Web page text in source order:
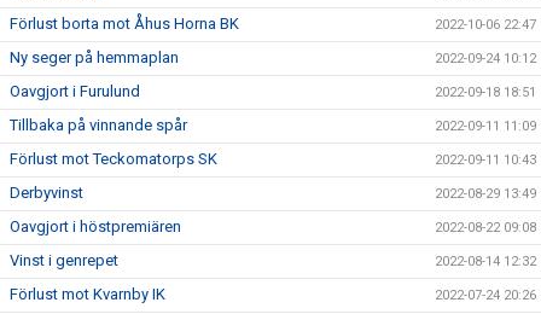
Förlust borta mot Åhus Horna BK 2022-10-06 22:47
Ny seger på hemmaplan 2022-09-24 10:12
Oavgjort i Furulund 2022-09-18 18:51
Tillbaka på vinnande spår 2022-09-11 11:09
Förlust mot Teckomatorps SK 2022-09-11 10:43
Derbyvinst 2022-08-29 13:49
Oavgjort i höstpremiären 2022-08-22 09:08
Vinst i genrepet 2022-08-14 12:32
Förlust mot Kvarnby IK 2022-07-24 20:26